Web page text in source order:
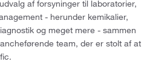
af forsyninger til laboratorier,
- herunder kemikalier,
og meget mere - sammen
team, der er stolt af at